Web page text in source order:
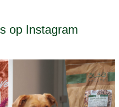
op Instagram